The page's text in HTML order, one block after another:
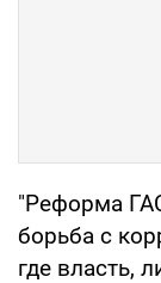
"Реформа
борьба с
где власть,